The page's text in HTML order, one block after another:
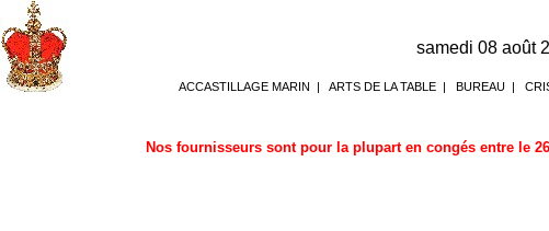
samedi 08 août
ACCASTILLAGE MARIN | ARTS DE LA TABLE | BUREAU |
Nos fournisseurs sont pour la plupart en congés entre le